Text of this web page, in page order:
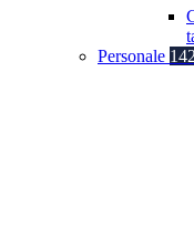
Personale 142